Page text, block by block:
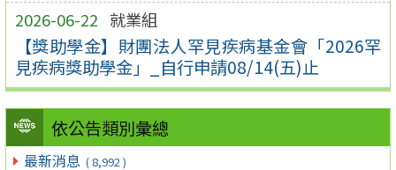
2026-06-22 就業組
【獎助學金】財團法人罕見疾病基金會「2026罕
見疾病獎助學金」_自行申請08/14(五)止
依公告類別彙總
最新消息 ( 8,992 )